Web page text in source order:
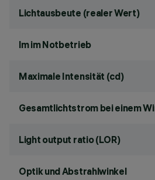
Lichtausbeute (realer Wert)
lm im Notbetrieb
Maximale Intensität (cd)
Gesamtlichtstrom bei einem
Light output ratio (LOR)
Optik und Abstrahlwinkel